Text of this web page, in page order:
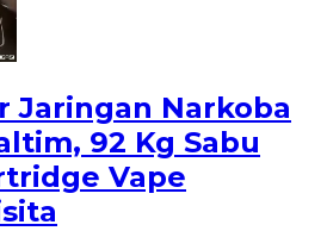
Jaringan Narkoba
92 Kg Sabu
Vape